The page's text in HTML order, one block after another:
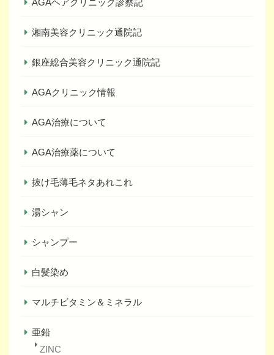
AGAヘアクリニック診察記
湘南美容クリニック通院記
銀座総合美容クリニック通院記
AGAクリニック情報
AGA治療について
AGA治療薬について
抜け毛薄毛ネタあれこれ
湯シャン
シャンプー
白髪染め
マルチビタミン＆ミネラル
亜鉛
ZINC